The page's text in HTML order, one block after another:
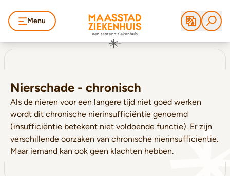
Menu
Nierschade - chronisch
Als de nieren voor een langere tijd niet goed werken
wordt dit chronische nierinsufficiëntie genoemd
(insufficiëntie betekent niet voldoende functie). Er zijn
verschillende oorzaken van chronische nierinsufficientie.
Maar iemand kan ook geen klachten hebben.